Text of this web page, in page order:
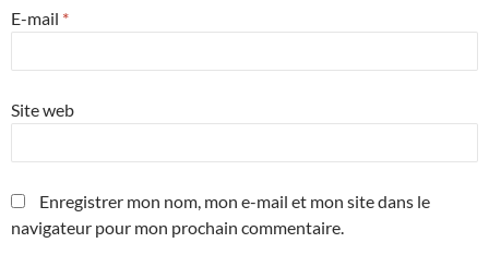
E-mail *
Site web
Enregistrer mon nom, mon e-mail et mon site dans le
navigateur pour mon prochain commentaire.